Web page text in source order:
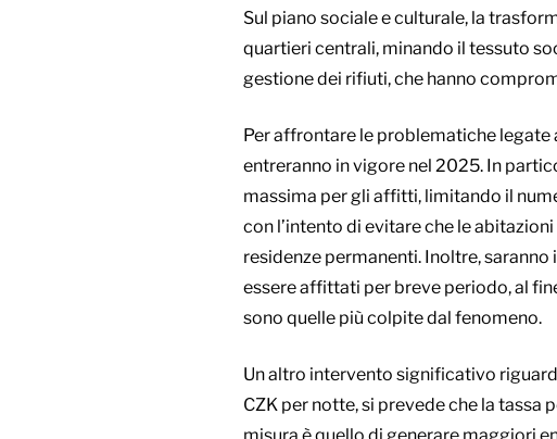
Sul piano sociale e culturale, la
quartieri centrali, minando il tessuto
gestione dei rifiuti, che hanno
Per affrontare le problematiche
entreranno in vigore nel 2025. In
massima per gli affitti, limitando il
con l’intento di evitare che le
residenze permanenti. Inoltre,
essere affittati per breve periodo, al
sono quelle più colpite dal fenomeno.
Un altro intervento significativo
CZK per notte, si prevede che la tassa
misura è quello di generare maggiori